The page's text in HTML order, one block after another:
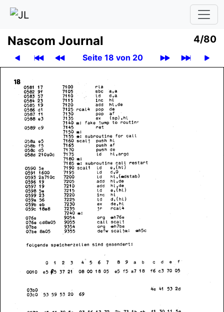
Nascom Journal 4/80
Seite 18 von 20